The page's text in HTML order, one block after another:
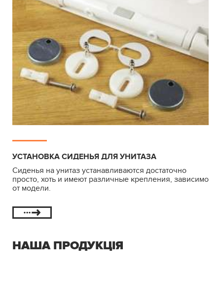
УСТАНОВКА СИДЕНЬЯ ДЛЯ УНИТАЗА
Сиденья на унитаз устанавливаются достаточно
просто, хоть и имеют различные крепления, зависимо
от модели.
НАША ПРОДУКЦІЯ